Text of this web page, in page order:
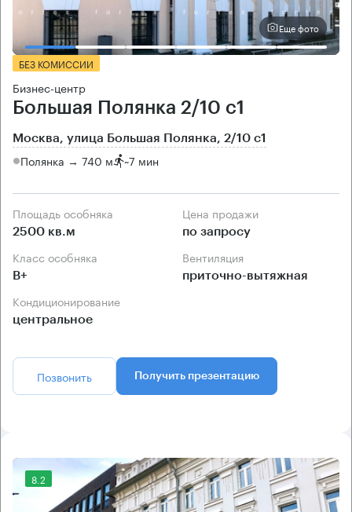
Еще фото
БЕЗ КОМИССИИ
Бизнес-центр
Большая Полянка 2/10 с1
Москва, улица Большая Полянка, 2/10 с1
Полянка → 740 м ~7 мин
Площадь особняка
2500 кв.м
Цена продажи
по запросу
Класс особняка
B+
Вентиляция
приточно-вытяжная
Кондиционирование
центральное
Позвонить Получить презентацию
8.2